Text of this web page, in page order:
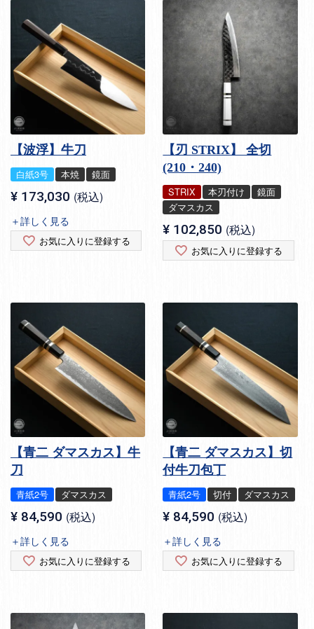
【波浮】牛刀
白紙3号 本焼 鏡面
¥ 173,030 税込
＋詳しく見る
お気に入りに登録する
【刃 STRIX】 全切
(210・240)
STRIX 本刃付け
鏡面
ダマスカス
¥ 102,850 税込
お気に入りに登録する
【青二 ダマスカス】牛
刀
青紙2号 ダマスカス
¥ 84,590 税込
＋詳しく見る
お気に入りに登録する
【青二 ダマスカス】切
付牛刀包丁
青紙2号 切付 ダマスカス
¥ 84,590 税込
＋詳しく見る
お気に入りに登録する